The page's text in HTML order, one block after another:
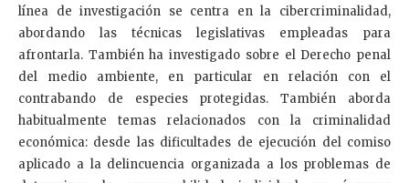
línea de investigación se centra en la cibercriminalidad,
abordando las técnicas legislativas empleadas para
afrontarla. También ha investigado sobre el Derecho penal
del medio ambiente, en particular en relación con el
contrabando de especies protegidas. También aborda
habitualmente temas relacionados con la criminalidad
económica: desde las dificultades de ejecución del comiso
aplicado a la delincuencia organizada a los problemas de